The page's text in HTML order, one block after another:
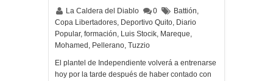
La Caldera del Diablo 0 Battión,
Copa Libertadores, Deportivo Quito, Diario
Popular, formación, Luis Stocik, Mareque,
Mohamed , Pellerano, Tuzzio
El plantel de Independiente volverá a entrenarse
hoy por la tarde después de haber contado con